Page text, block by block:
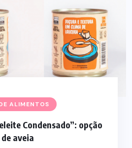
ALIMENTOS
Condensado”: opção
aveia